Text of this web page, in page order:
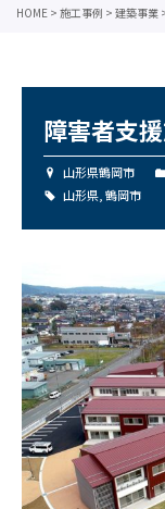
HOME > 施工事例 > 建築事業
障害者支
山形県鶴岡市
山形県, 鶴岡市